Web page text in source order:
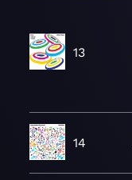
13
14